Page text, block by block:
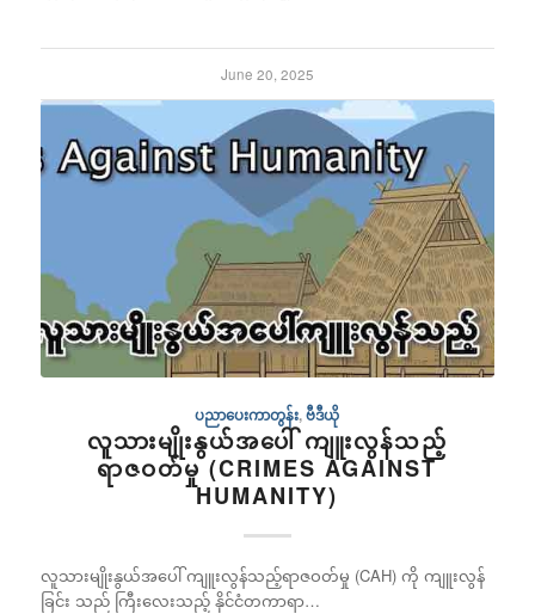
June 20, 2025
ပညာပေးကာတွန်း,ဗီဒီယို
လူသားမျိုးနွယ်အပေါ် ကျူးလွန်သည့်
ရာဇဝတ်မှု (CRIMES AGAINST
HUMANITY)
လူသားမျိုးနွယ်အပေါ် ကျူးလွန်သည့်ရာဇဝတ်မှု (CAH) ကို ကျူးလွန်
ခြင်း သည် ကြီးလေးသည့် နိုင်ငံတကာရာ…